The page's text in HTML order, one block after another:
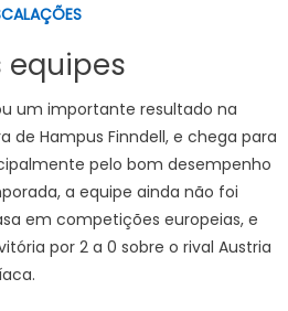
equipes
um importante resultado na
de Hampus Finndell, e chega para
pelo bom desempenho
a equipe ainda não foi
em competições europeias, e
por 2 a 0 sobre o rival Austria